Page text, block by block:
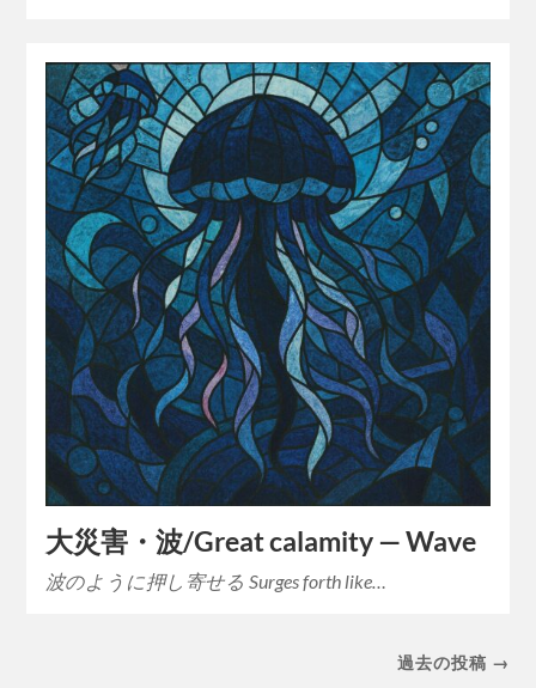
大災害・波/Great calamity — Wave
波のように押し寄せる Surges forth like…
過去の投稿 →